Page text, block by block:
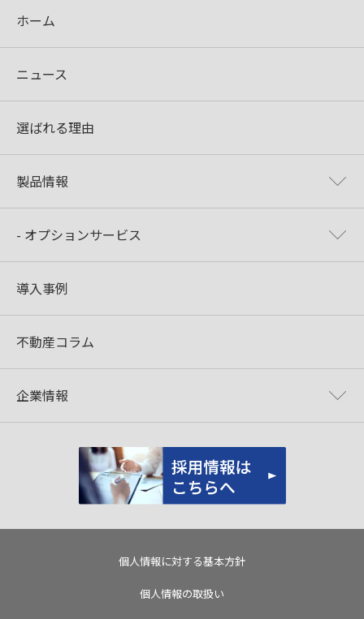
ホーム
ニュース
選ばれる理由
製品情報
- オプションサービス
導入事例
不動産コラム
企業情報
個人情報に対する基本方針
個人情報の取扱い